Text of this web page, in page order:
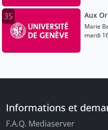
35 Aux
Marie
mardi
Informations et
F.A.Q. Mediaserver